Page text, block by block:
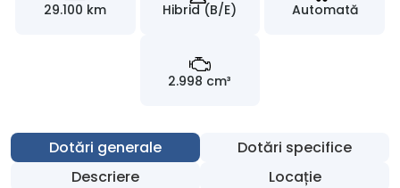
29.100 km Hibrid (B/E) Automată
2.998 cm³
Dotări generale
Dotări specifice
Descriere
Locație